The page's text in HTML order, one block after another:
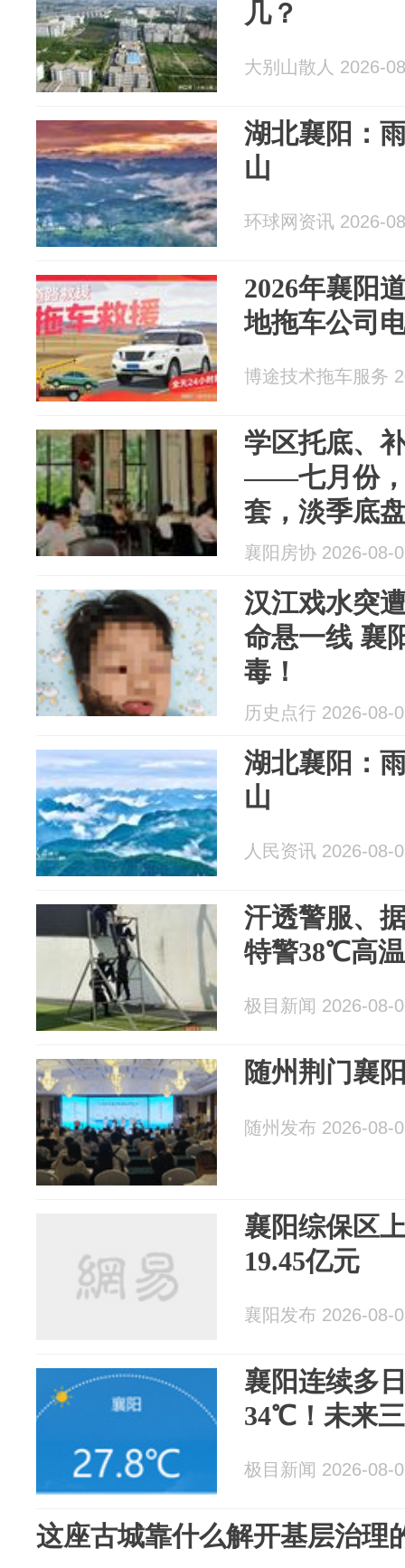
几？
大别山散人 2026-
湖北襄阳：
山
环球网资讯 2026-
2026年襄阳
地拖车公司
博途技术拖车服务
学区托底、
——七月份，
套，淡季底
襄阳房协 2026-08-
汉江戏水突
命悬一线 襄
毒！
历史点行 2026-08-
湖北襄阳：
山
人民资讯 2026-08-
汗透警服、
特警38℃高
极目新闻 2026-08-
随州荆门襄
随州发布 2026-08-
襄阳综保区
19.45亿元
襄阳发布 2026-08-
襄阳连续多
34℃！未来
极目新闻 2026-08-
这座古城靠什么解开基层治理